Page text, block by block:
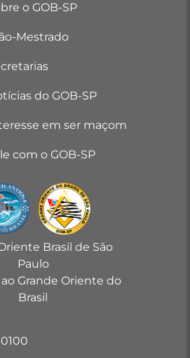
o GOB-SP
Mestrado
do GOB-SP
em ser maçom
com o GOB-SP
Brasil de São
Paulo
Grande Oriente do
Brasil
0100